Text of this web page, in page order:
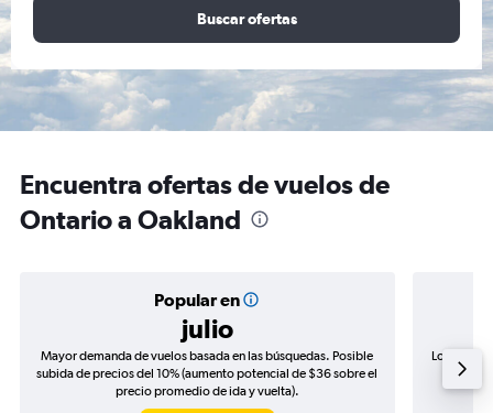
Buscar ofertas
Encuentra ofertas de vuelos de
Ontario a Oakland
Popular en
julio
Mayor demanda de vuelos basada en las búsquedas. Posible
subida de precios del 10% (aumento potencial de $36 sobre el
precio promedio de ida y vuelta).
Los
de